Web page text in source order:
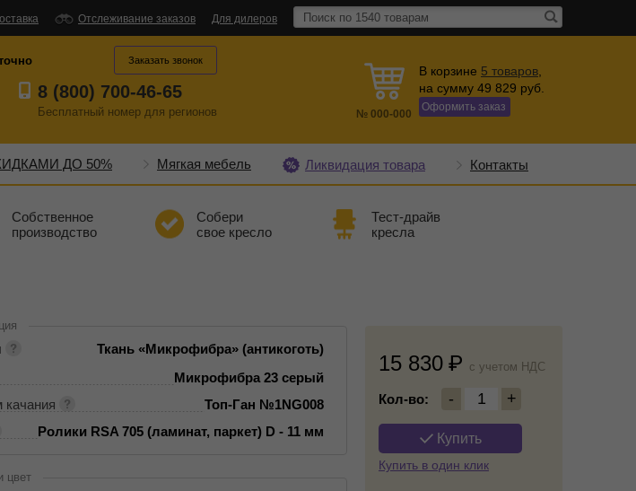
Отслеживание заказов Для дилеров
8 (800) 700-46-65
Бесплатный номер для регионов
Заказать звонок
№ 000-000
В корзине 5 товаров
на сумму 49 829 руб.
Оформить заказ
ДО 50% Мягкая мебель Ликвидация товара Контакты
Собственное
производство
Собери
свое кресло
Тест-драйв
кресла
15 830 c учетом НДС
Кол-во: - 1 +
Купить
Купить в один клик
Ткань «Микрофибра» (антикоготь)
Микрофибра 23 серый
Топ-Ган №1NG008
Ролики RSA 705 (ламинат, паркет) D - 11 мм
цвет